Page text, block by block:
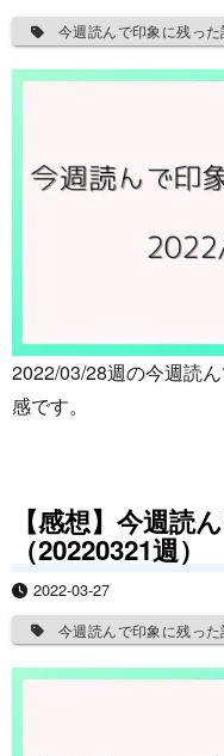
今週読んで印象に残っ
2022/03/28週の今週読
感です。
【感想】今週読
（20220321週）
2022-03-27
今週読んで印象に残っ